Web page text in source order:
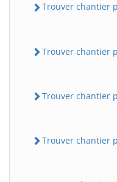
Trouver chantier
Trouver chantier
Trouver chantier
Trouver chantier